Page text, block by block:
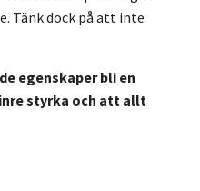
Tänk dock på att inte
egenskaper bli en
styrka och att allt